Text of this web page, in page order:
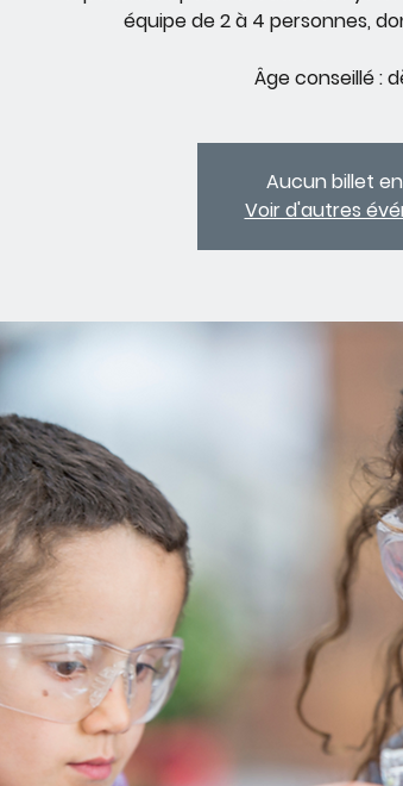
équipe de 2 à 4 personnes,
Âge conseillé :
Aucun billet
Voir d'autres